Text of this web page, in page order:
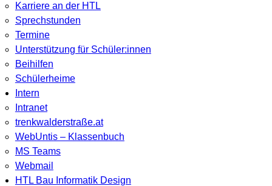
Karriere an der HTL
Sprechstunden
Termine
Unterstützung für Schüler:innen
Beihilfen
Schülerheime
Intern
Intranet
trenkwalderstraße.at
WebUntis – Klassenbuch
MS Teams
Webmail
HTL Bau Informatik Design